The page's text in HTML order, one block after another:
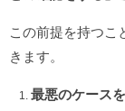
この前提を持つこ
きます。
最悪のケース